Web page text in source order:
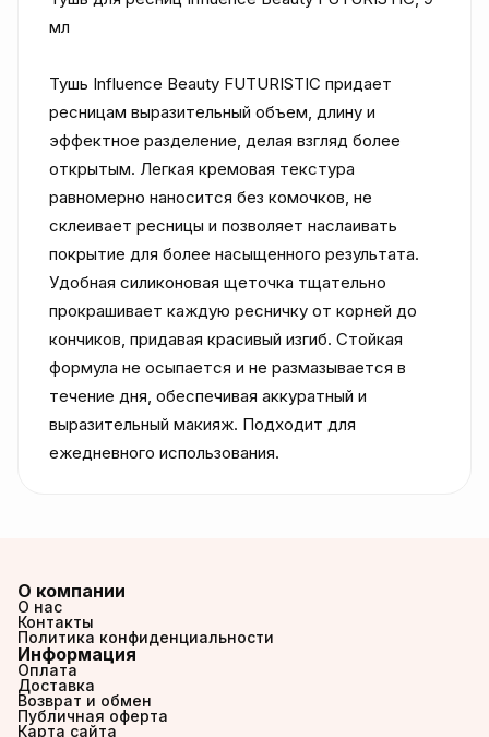
мл
Тушь Influence Beauty FUTURISTIC придает
ресницам выразительный объем, длину и
эффектное разделение, делая взгляд более
открытым. Легкая кремовая текстура
равномерно наносится без комочков, не
склеивает ресницы и позволяет наслаивать
покрытие для более насыщенного результата.
Удобная силиконовая щеточка тщательно
прокрашивает каждую ресничку от корней до
кончиков, придавая красивый изгиб. Стойкая
формула не осыпается и не размазывается в
течение дня, обеспечивая аккуратный и
выразительный макияж. Подходит для
ежедневного использования.
О компании
О нас
Контакты
Политика конфиденциальности
Информация
Оплата
Доставка
Возврат и обмен
Публичная оферта
Карта сайта